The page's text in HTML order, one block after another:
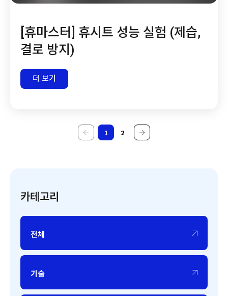
[휴마스터] 휴시트 성능 실험 (제습,
결로 방지)
더 보기
1 2
카테고리
전체
기술